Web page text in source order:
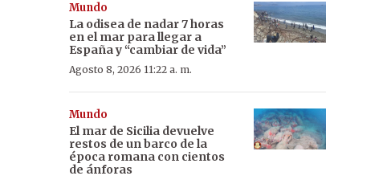
Mundo
La odisea de nadar 7 horas
en el mar para llegar a
España y “cambiar de vida”
Agosto 8, 2026 11:22 a. m.
Mundo
El mar de Sicilia devuelve
restos de un barco de la
época romana con cientos
de ánforas